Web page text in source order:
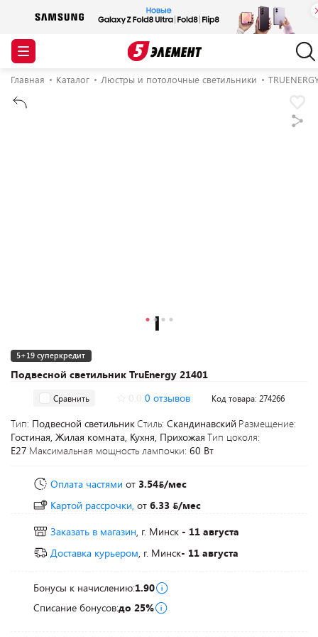
Главная Каталог Люстры и потолочные светильники
Подвесной светильник TruEnergy 21401
5+19 суперкредит
Сравнить 0 отзывов Код товара: 274266
Тип: Подвесной светильникСтиль: Скандинавский Размещение:
Гостиная, Жилая комната, Кухня, Прихожая Тип цоколя:
E27 Максимальная мощность лампочки: 60 Вт
Оплата частями от 3.54 /мес
Картой рассрочки, от 6.33
/мес
Заказать в магазин, г. Минск - 11 августа
Доставка курьером, г. Минск- 11 августа
Бонусы к начислению:1.90
Списание бонусов:до 25%